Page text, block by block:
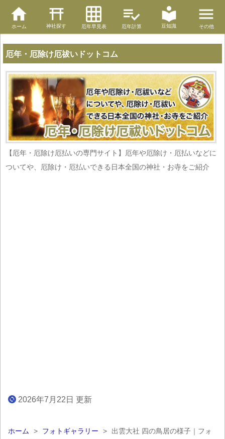
ホーム 神社探す 厄年早見表 厄年計算 豆知識 その他
厄年・厄除け厄祓いドットコム
【厄年・厄除け厄払いの専門サイト】厄年や厄除け・厄払いなどに
ついてや、厄除け・厄払いできる日本全国の神社・お寺をご紹介
2026年7月22日 更新
ホーム > フォトギャラリー >
出雲大社 四の鳥居の様子｜フォ